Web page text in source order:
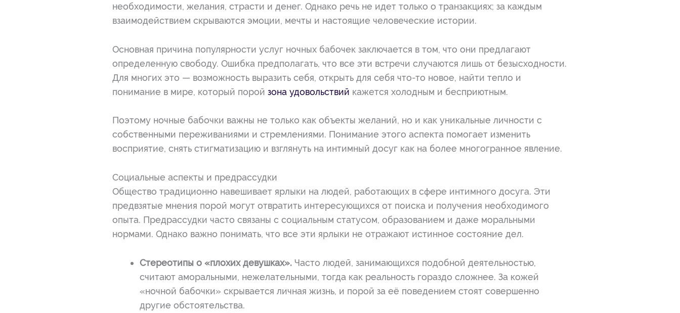
необходимости, желания, страсти и денег. Однако речь не идет только о транзакциях; за каждым
взаимодействием скрываются эмоции, мечты и настоящие человеческие истории.
Основная причина популярности услуг ночных бабочек заключается в том, что они предлагают
определенную свободу. Ошибка предполагать, что все эти встречи случаются лишь от безысходности.
Для многих это — возможность выразить себя, открыть для себя что-то новое, найти тепло и
понимание в мире, который поройзона удовольствий кажется холодным и бесприютным.
Поэтому ночные бабочки важны не только как объекты желаний, но и как уникальные личности с
собственными переживаниями и стремлениями. Понимание этого аспекта помогает изменить
восприятие, снять стигматизацию и взглянуть на интимный досуг как на более многогранное явление.
Социальные аспекты и предрассудки
Общество традиционно навешивает ярлыки на людей, работающих в сфере интимного досуга. Эти
предвзятые мнения порой могут отвратить интересующихся от поиска и получения необходимого
опыта. Предрассудки часто связаны с социальным статусом, образованием и даже моральными
нормами. Однако важно понимать, что все эти ярлыки не отражают истинное состояние дел.
Стереотипы о «плохих девушках». Часто людей, занимающихся подобной деятельностью,
считают аморальными, нежелательными, тогда как реальность гораздо сложнее. За кожей
«ночной бабочки» скрывается личная жизнь, и порой за её поведением стоят совершенно
другие обстоятельства.